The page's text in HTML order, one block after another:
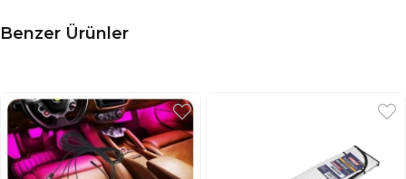
Benzer Ürünler